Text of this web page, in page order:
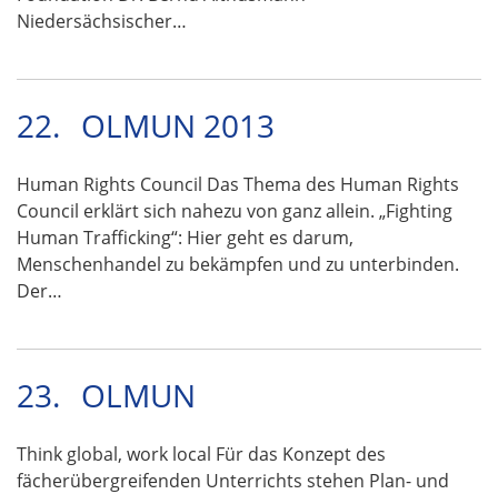
Niedersächsischer…
22. OLMUN 2013
Human Rights Council Das Thema des Human Rights
Council erklärt sich nahezu von ganz allein. „Fighting
Human Trafficking“: Hier geht es darum,
Menschenhandel zu bekämpfen und zu unterbinden.
Der…
23. OLMUN
Think global, work local Für das Konzept des
fächerübergreifenden Unterrichts stehen Plan- und